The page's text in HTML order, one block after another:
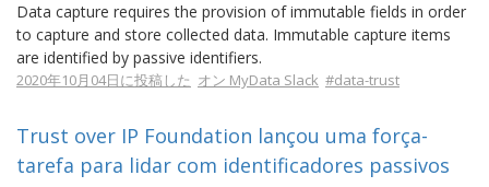
Data capture requires the provision of immutable fields in order
to capture and store collected data. Immutable capture items
are identified by passive identifiers.
2020年10月04日に投稿した オン MyData Slack #data-trust
Trust over IP Foundation lançou uma força-
tarefa para lidar com identificadores passivos